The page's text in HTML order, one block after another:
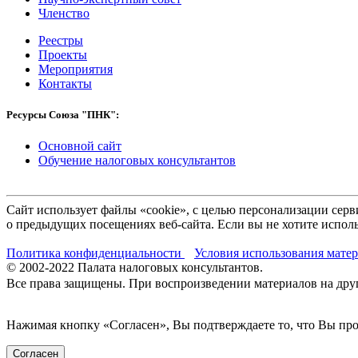
Членство
Реестры
Проекты
Мероприятия
Контакты
Ресурсы Союза "ПНК":
Основной сайт
Обучение налоговых консультантов
Сайт использует файлы «cookie», с целью персонализации
о предыдущих посещениях веб-сайта. Если вы не хотите
Политика конфиденциальности
Условия использования
© 2002-2022 Палата налоговых консультантов.
Все права защищены. При воспроизведении материалов на
Нажимая кнопку «Согласен», Вы подтверждаете то, что Вы
Согласен